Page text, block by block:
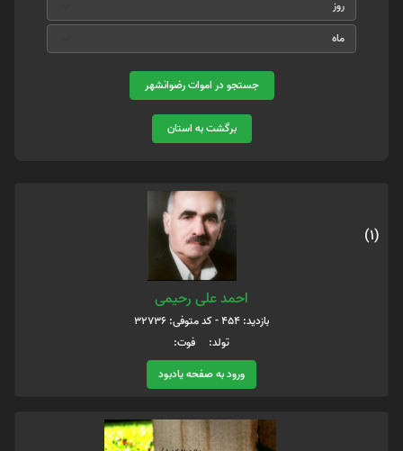
جستجو در اموات رضوانشهر
برگشت به استان
(1)
احمد علی رحیمی
بازدید: 454 - کد متوفی: 32736
تولد: فوت:
ورود به صفحه یادبود